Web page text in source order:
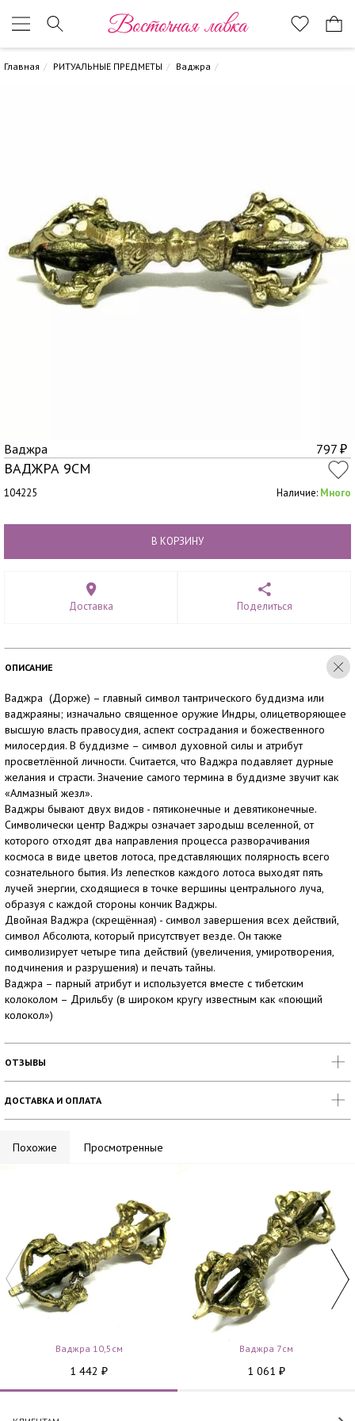
Восточная лавка
Главная РИТУАЛЬНЫЕ ПРЕДМЕТЫ Ваджра
Ваджра 797 ₽
ВАДЖРА 9СМ
104225 Наличие: Много
В КОРЗИНУ
Доставка Поделиться
ОПИСАНИЕ
Ваджра (Дорже) – главный символ тантрического буддизма или
ваджраяны; изначально священное оружие Индры, олицетворяющее
высшую власть правосудия, аспект сострадания и божественного
милосердия. В буддизме – символ духовной силы и атрибут
просветлённой личности. Считается, что Ваджра подавляет дурные
желания и страсти. Значение самого термина в буддизме звучит как
«Алмазный жезл».
Ваджры бывают двух видов - пятиконечные и девятиконечные.
Символически центр Ваджры означает зародыш вселенной, от
которого отходят два направления процесса разворачивания
космоса в виде цветов лотоса, представляющих полярность всего
сознательного бытия. Из лепестков каждого лотоса выходят пять
лучей энергии, сходящиеся в точке вершины центрального луча,
образуя с каждой стороны кончик Ваджры.
Двойная Ваджра (скрещённая) - символ завершения всех действий,
символ Абсолюта, который присутствует везде. Он также
символизирует четыре типа действий (увеличения, умиротворения,
подчинения и разрушения) и печать тайны.
Ваджра – парный атрибут и используется вместе с тибетским
колоколом – Дрильбу (в широком кругу известным как «поющий
колокол»)
ОТЗЫВЫ
ДОСТАВКА И ОПЛАТА
Похожие Просмотренные
Ваджра 10,5см
1 442 ₽
Ваджра 7см
1 061 ₽